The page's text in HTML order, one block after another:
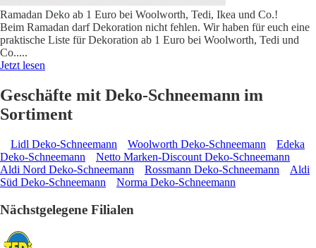
Ramadan Deko ab 1 Euro bei Woolworth, Tedi, Ikea und Co.!
Beim Ramadan darf Dekoration nicht fehlen. Wir haben für euch eine
praktische Liste für Dekoration ab 1 Euro bei Woolworth, Tedi und
Co.....
Jetzt lesen
Geschäfte mit Deko-Schneemann im
Sortiment
Lidl Deko-Schneemann Woolworth Deko-Schneemann
Edeka
Deko-Schneemann
Netto Marken-Discount Deko-Schneemann
Aldi Nord Deko-Schneemann
Rossmann Deko-Schneemann
Aldi
Süd Deko-Schneemann
Norma Deko-Schneemann
Nächstgelegene Filialen